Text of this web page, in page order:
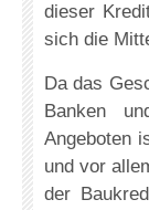
dieser
sich die
Da das
Banken
Angeboten
und vor
der